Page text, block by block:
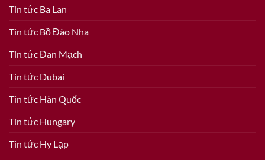
Tin tức Ba Lan
Tin tức Bồ Đào Nha
Tin tức Đan Mạch
Tin tức Dubai
Tin tức Hàn Quốc
Tin tức Hungary
Tin tức Hy Lạp